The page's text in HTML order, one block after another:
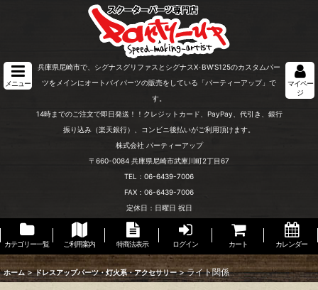
メニュー
兵庫県尼崎市で、シグナスグリファスとシグナスX･BW'S125のカスタムパー
ツをメインにオートバイパーツの販売をしている「パーティーアップ」で
す。
14時までのご注文で即日発送！！クレジットカード、PayPay、代引き、銀行
振り込み（楽天銀行）、コンビニ後払いがご利用頂けます。
株式会社 パーティーアップ
〒660-0084 兵庫県尼崎市武庫川町2丁目67
TEL：06-6439-7006
FAX：06-6439-7006
定休日：日曜日 祝日
マイペー
ジ
カテゴリー一覧 ご利用案内 特商法表示 ログイン カート カレンダー
ホーム > ドレスアップパーツ・灯火系・アクセサリー > ライト関係